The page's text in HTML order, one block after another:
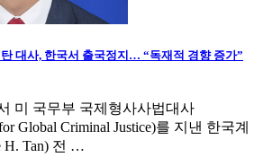
대사, 한국서 출국정지… “독재적 경향 증가”
미 국무부 국제형사사법대사
Global Criminal Justice)를 지낸 한국계
H. Tan) 전 …